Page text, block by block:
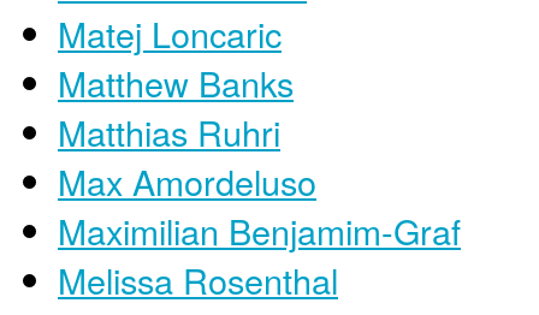
Matej Loncaric
Matthew Banks
Matthias Ruhri
Max Amordeluso
Maximilian Benjamim-Graf
Melissa Rosenthal